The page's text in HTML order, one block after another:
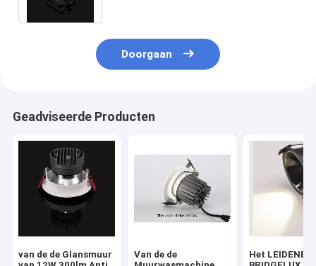
Doorgaan
Geadviseerde Producten
van de de Glansmuur
Van de de
Het LEIDENE